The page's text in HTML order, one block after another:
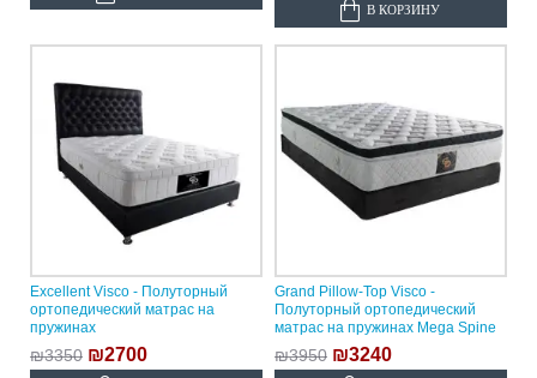
В КОРЗИНУ
Excellent Visco - Полуторный
ортопедический матрас на
пружинах
₪3350 ₪2700
Grand Pillow-Top Visco -
Полуторный ортопедический
матрас на пружинах Mega Spine
₪3950 ₪3240